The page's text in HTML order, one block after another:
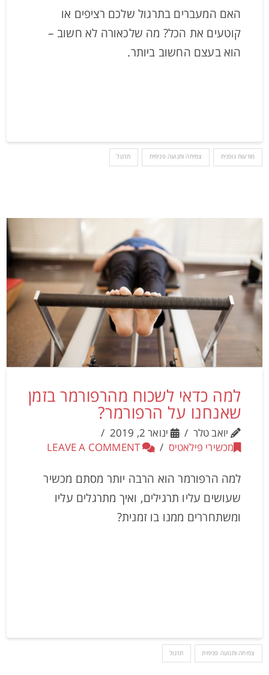
האם המעברים בתרגול שלכם רציפים או
קוטעים את הכל? מה שלכאורה לא חשוב –
הוא בעצם החשוב ביותר.
מודעות גופנית צמיחה ותנועה פנימית תרגול
למה כדאי לשכוח מהרפורמר בזמן
שאנחנו על הרפורמר?
יואב טלר
ינואר 2, 2019
מכשירי פילאטיס
LEAVE A COMMENT
למה הרפורמר הוא הרבה יותר מסתם מכשיר
שעושים עליו תרגילים, ואיך מתרגלים עליו
ומשתחררים ממנו בו זמנית?
צמיחה ותנועה פנימית תרגול